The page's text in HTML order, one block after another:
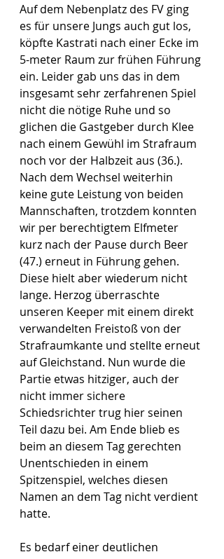
Auf dem Nebenplatz des FV ging
es für unsere Jungs auch gut los,
köpfte Kastrati nach einer Ecke im
5-meter Raum zur frühen Führung
ein. Leider gab uns das in dem
insgesamt sehr zerfahrenen Spiel
nicht die nötige Ruhe und so
glichen die Gastgeber durch Klee
nach einem Gewühl im Strafraum
noch vor der Halbzeit aus (36.).
Nach dem Wechsel weiterhin
keine gute Leistung von beiden
Mannschaften, trotzdem konnten
wir per berechtigtem Elfmeter
kurz nach der Pause durch Beer
(47.) erneut in Führung gehen.
Diese hielt aber wiederum nicht
lange. Herzog überraschte
unseren Keeper mit einem direkt
verwandelten Freistoß von der
Strafraumkante und stellte erneut
auf Gleichstand. Nun wurde die
Partie etwas hitziger, auch der
nicht immer sichere
Schiedsrichter trug hier seinen
Teil dazu bei. Am Ende blieb es
beim an diesem Tag gerechten
Unentschieden in einem
Spitzenspiel, welches diesen
Namen an dem Tag nicht verdient
hatte.
Es bedarf einer deutlichen